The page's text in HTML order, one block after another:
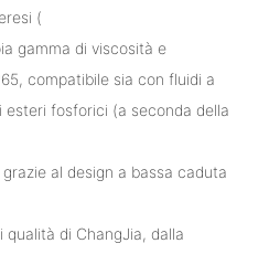
(
gamma di viscosità e
compatibile sia con fluidi a
esteri fosforici (a seconda della
al design a bassa caduta
di ChangJia, dalla